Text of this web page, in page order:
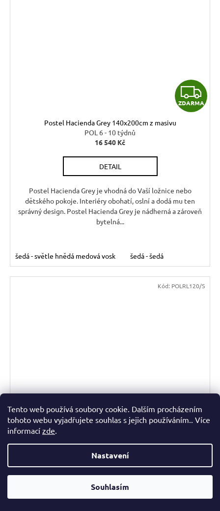
Tento web používá soubory cookie. Dalším procházením
tohoto webu vyjadřujete souhlas s jejich používáním.. Více
informací zde.
Nastavení
Souhlasím
Z
D
ZDARMA
Postel Hacienda Grey 140x200cm z masivu
POL 6 - 10 týdnů
16 540 Kč
DETAIL
Postel Hacienda Grey je vhodná do Vaší ložnice nebo
dětského pokoje. Interiéry obohatí, oslní a dodá mu ten
správný design. Postel Hacienda Grey je nádherná a zároveň
bytelná...
šedá - světle hnědá medová vosk šedá - šedá
Z
D
A
R
ZDARMA
Postel Hacienda Grey 120x200cm z masivu
POL 6 - 10 týdnů
15 800 Kč
Kód: POLRL120/S